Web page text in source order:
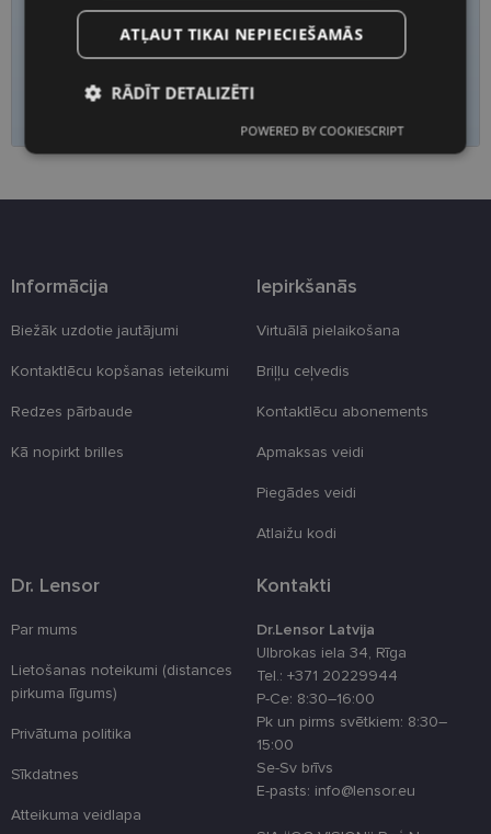
Nogurums, migla vai saspringums acīs?
Pārbaudi redzilaicīgi
Piesakies redzes pārbaudei
Informācija
Biežāk uzdotie jautājumi
Kontaktlēcu kopšanas ieteikumi
Redzes pārbaude
Kā nopirkt brilles
Iepirkšanās
Virtuālā pielaikošana
Briļļu ceļvedis
Kontaktlēcu abonements
Apmaksas veidi
Piegādes veidi
Atlaižu kodi
Dr. Lensor
Par mums
Lietošanas noteikumi (distances
pirkuma līgums)
Privātuma politika
Sīkdatnes
Atteikuma veidlapa
Kontakti
Dr.Lensor Latvija
Ulbrokas iela 34, Rīga
Tel.: +371 20229944
P-Ce: 8:30–16:00
Pk un pirms svētkiem: 8:30–
15:00
Se-Sv brīvs
E-pasts: info@lensor.eu
ATĻAUT TIKAI NEPIECIEŠAMĀS
RĀDĪT DETALIZĒTI
sīkdatnes
Statistikas
sīkdatnes
Statistikas sīkdatnes
Funkcionālās sīkdatnes
piedāvātās iespējas. Šīs sīkdatnes identificē Jūsu
iekārtu, bet neizpauž Jūsu identitāti, kā arī tās nevāc
un neapkopo informāciju. Bez šīm sīkdatnēm
tīmekļa vietne nevarēs pilnvērtīgi darboties,
piemēram, sniegt nepieciešamo informāciju vai
nodrošināt pieprasītos pakalpojumus. Šīs sīkdatnes
tiek glabātas Jūsu iekārtā līdz brīdim, kad sīkdatne
izpildījusi savu funkciju, bet ne ilgāk kā divus gadus.
Šīs noteikti nepieciešamās sīkdatnes izvietojas
Nodrošinātājs
Derīguma
POWERED BY COOKIESCRIPT